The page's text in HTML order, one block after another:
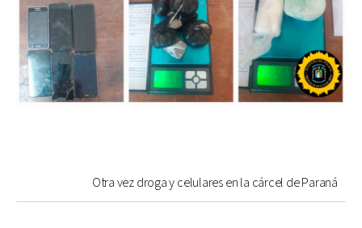
Otra vez droga y celulares en la cárcel de Paraná